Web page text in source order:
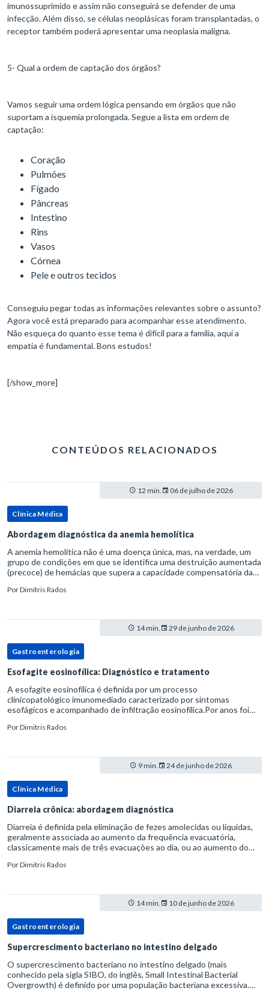
imunossuprimido e assim não conseguirá se defender de uma
infecção. Além disso, se células neoplásicas foram transplantadas, o
receptor também poderá apresentar uma neoplasia maligna.
5- Qual a ordem de captação dos órgãos?
Vamos seguir uma ordem lógica pensando em órgãos que não
suportam a isquemia prolongada. Segue a lista em ordem de
captação:
Coração
Pulmões
Fígado
Pâncreas
Intestino
Rins
Vasos
Córnea
Pele e outros tecidos
Conseguiu pegar todas as informações relevantes sobre o assunto?
Agora você está preparado para acompanhar esse atendimento.
Não esqueça do quanto esse tema é difícil para a família, aqui a
empatia é fundamental. Bons estudos!
[/show_more]
CONTEÚDOS RELACIONADOS
12 min. 06 de julho de 2026
Clínica Médica
Abordagem diagnóstica da anemia hemolítica
A anemia hemolítica não é uma doença única, mas, na verdade, um
grupo de condições em que se identifica uma destruição aumentada
(precoce) de hemácias que supera a capacidade compensatória da
PorDimitris Rados
14 min. 29 de junho de 2026
Gastroenterologia
Esofagite eosinofílica: Diagnóstico e tratamento
A esofagite eosinofílica é definida por um processo
clinicopatológico imunomediado caracterizado por sintomas
esofágicos e acompanhado de infiltração eosinofílica.Por anos foi
refluxo gastr
PorDimitris Rados
9 min. 24 de junho de 2026
Clínica Médica
Diarreia crônica: abordagem diagnóstica
Diarreia é definida pela eliminação de fezes amolecidas ou líquidas,
geralmente associada ao aumento da frequência evacuatória,
classicamente mais de três evacuações ao dia, ou ao aumento do
PorDimitris Rados
14 min. 10 de junho de 2026
Gastroenterologia
Supercrescimento bacteriano no intestino delgado
O supercrescimento bacteriano no intestino delgado (mais
conhecido pela sigla SIBO, do inglês, Small Intestinal Bacterial
Overgrowth) é definido por uma população bacteriana excessiva.